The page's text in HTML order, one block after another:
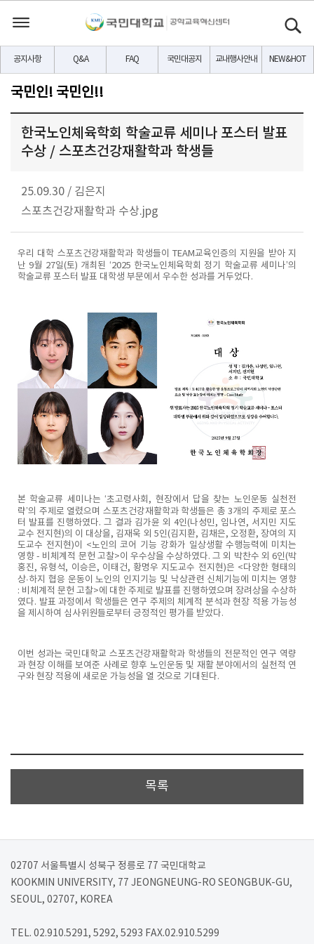
공지사항 Q&A FAQ 국민대공지 교내행사안내 NEW&HOT
국민인! 국민인!!
한국노인체육학회 학술교류 세미나 포스터 발표
수상 / 스포츠건강재활학과 학생들
25.09.30 / 김은지
스포츠건강재활학과 수상.jpg
우리 대학 스포츠건강재활학과 학생들이 TEAM교육인증의 지원을 받아 지
난 9월 27일(토) 개최된 ‘2025 한국노인체육학회 정기 학술교류 세미나’의
학술교류 포스터 발표 대학생 부문에서 우수한 성과를 거두었다.
본 학술교류 세미나는 ‘초고령사회, 현장에서 답을 찾는 노인운동 실천전
략’의 주제로 열렸으며 스포츠건강재활학과 학생들은 총 3개의 주제로 포스
터 발표를 진행하였다. 그 결과 김가윤 외 4인(나성민, 임나연, 서지민 지도
교수 전지현)의 이 대상을, 김재욱 외 5인(김지환, 김채은, 오정환, 장여의 지
도교수 전지현)이 <노인의 코어 기능 강화가 일상생활 수행능력에 미치는
영향 - 비체계적 문헌 고찰>이 우수상을 수상하였다. 그 외 박찬수 외 6인(박
홍진, 유형석, 이승은, 이태건, 황명우 지도교수 전지현)은 <다양한 형태의
상∙하지 협응 운동이 노인의 인지기능 및 낙상관련 신체기능에 미치는 영향
: 비체계적 문헌 고찰>에 대한 주제로 발표를 진행하였으며 장려상을 수상하
였다. 발표 과정에서 학생들은 연구 주제의 체계적 분석과 현장 적용 가능성
을 제시하여 심사위원들로부터 긍정적인 평가를 받았다.
이번 성과는 국민대학교 스포츠건강재활학과 학생들의 전문적인 연구 역량
과 현장 이해를 보여준 사례로 향후 노인운동 및 재활 분야에서의 실천적 연
구와 현장 적용에 새로운 가능성을 열 것으로 기대된다.
목록
02707 서울특별시 성북구 정릉로 77 국민대학교
KOOKMIN UNIVERSITY, 77 JEONGNEUNG-RO SEONGBUK-GU,
SEOUL, 02707, KOREA
TEL. 02.910.5291, 5292, 5293 FAX.02.910.5299